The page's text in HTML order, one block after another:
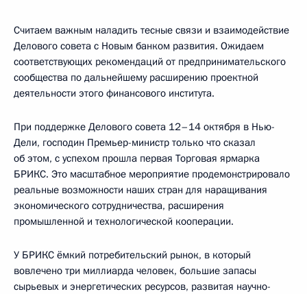
Считаем важным наладить тесные связи и взаимодействие
Делового совета с Новым банком развития. Ожидаем
соответствующих рекомендаций от предпринимательского
сообщества по дальнейшему расширению проектной
деятельности этого финансового института.
При поддержке Делового совета 12–14 октября в Нью-
Дели, господин Премьер-министр только что сказал
об этом, с успехом прошла первая Торговая ярмарка
БРИКС. Это масштабное мероприятие продемонстрировало
реальные возможности наших стран для наращивания
экономического сотрудничества, расширения
промышленной и технологической кооперации.
У БРИКС ёмкий потребительский рынок, в который
вовлечено три миллиарда человек, большие запасы
сырьевых и энергетических ресурсов, развитая научно-